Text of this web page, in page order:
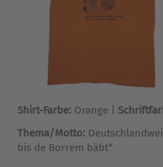
Shirt-Farbe: Orange |
Thema/Motto:
bis de Borrem bäbt“